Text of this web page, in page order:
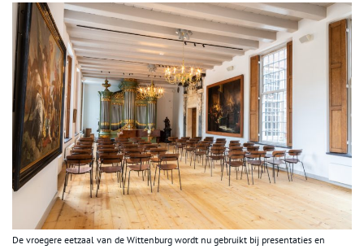
De vroegere eetzaal van de Wittenburg wordt nu gebruikt bij presentaties en